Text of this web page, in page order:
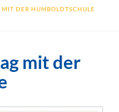
MIT DER HUMBOLDTSCHULE
mit der